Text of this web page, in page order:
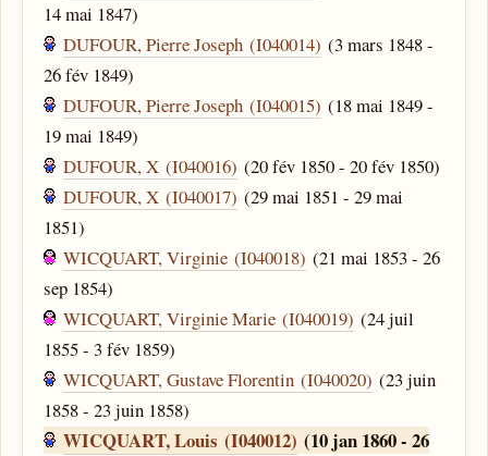
14 mai 1847)
DUFOUR, Pierre Joseph (I040014) (3 mars 1848 -
26 fév 1849)
DUFOUR, Pierre Joseph (I040015) (18 mai 1849 -
19 mai 1849)
DUFOUR, X (I040016) (20 fév 1850 - 20 fév 1850)
DUFOUR, X (I040017) (29 mai 1851 - 29 mai
1851)
WICQUART, Virginie (I040018) (21 mai 1853 - 26
sep 1854)
WICQUART, Virginie Marie (I040019) (24 juil
1855 - 3 fév 1859)
WICQUART, Gustave Florentin (I040020) (23 juin
1858 - 23 juin 1858)
WICQUART, Louis (I040012) (10 jan 1860 - 26